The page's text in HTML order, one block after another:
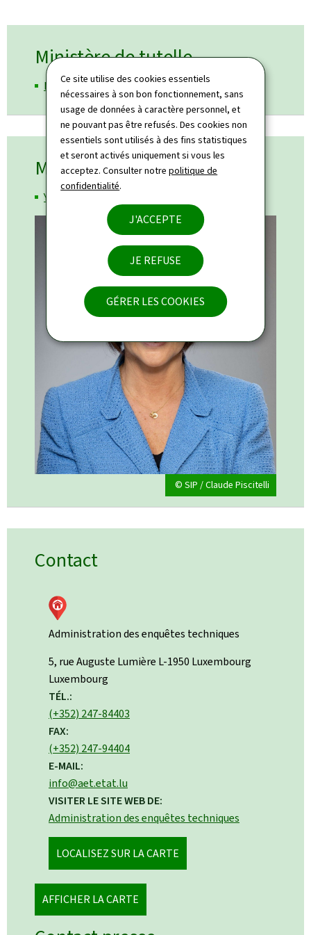
Ce site utilise des cookies essentiels
nécessaires à son bon fonctionnement, sans
usage de données à caractère personnel, et
ne pouvant pas être refusés. Des cookies non
essentiels sont utilisés à des fins statistiques
et seront activés uniquement si vous les
acceptez. Consulter notrepolitique de
confidentialité.
J'ACCEPTE
JE REFUSE
GÉRER LES COOKIES
Ministère de tutelle
Ministère de la Mobilité et des Travaux publics
Ministre
Yuriko Backes
© SIP / Claude Piscitelli
Contact
Administration des enquêtes techniques
ADRESSE
:
5, rue Auguste Lumière L-1950 Luxembourg
Luxembourg
TÉL.:
(+352) 247-84403
FAX:
(+352) 247-94404
E-MAIL:
info@aet.etat.lu
VISITER LE SITE WEB DE:
Administration des enquêtes techniques
LOCALISEZ SUR LA CARTE
AFFICHER LA CARTE